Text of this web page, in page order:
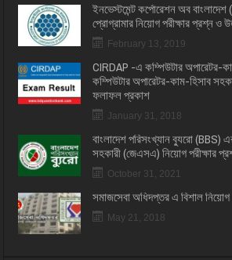
ইনভেস্টমেন্ট কর্পোরেশন অব
প্রোগ্রামার নিয়োগ পরীক্ষার প্রশ্ন
February 13, 2019
CIRDAP -এ কম্পিউটার অপারেটর-
কম্পিউটার অপারেটর-কাম-হিসাব
ফলাফল প্রকাশ
January 31, 2018
বাংলাদেশ পরিসংখ্যান ব্যুরো (BBS)
সহকারী (জেএসএ) নিয়োগ পরীক্ষার
October 31, 2021
সমাজসেবা অধিদপ্তর এ বিশাল
May 21, 2018